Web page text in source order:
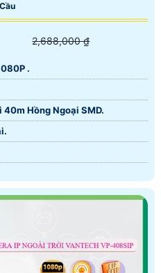
2,688,000 ₫
.
40m Hồng Ngoại SMD.